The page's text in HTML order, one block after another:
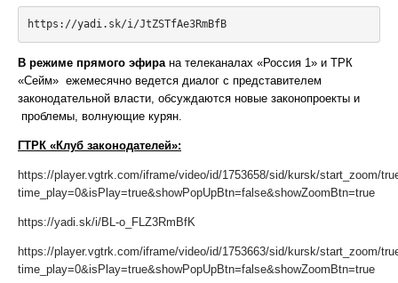
https://yadi.sk/i/JtZSTfAe3RmBfB
В режиме прямого эфира на телеканалах «Россия 1» и ТРК
«Сейм» ежемесячно ведется диалог с представителем
законодательной власти, обсуждаются новые законопроекты и
проблемы, волнующие курян.
ГТРК «Клуб законодателей»:
https://player.vgtrk.com/iframe/video/id/1753658/sid/kursk/start_zoom/
time_play=0&isPlay=true&showPopUpBtn=false&showZoomBtn=true
https://yadi.sk/i/BL-o_FLZ3RmBfK
https://player.vgtrk.com/iframe/video/id/1753663/sid/kursk/start_zoom/
time_play=0&isPlay=true&showPopUpBtn=false&showZoomBtn=true